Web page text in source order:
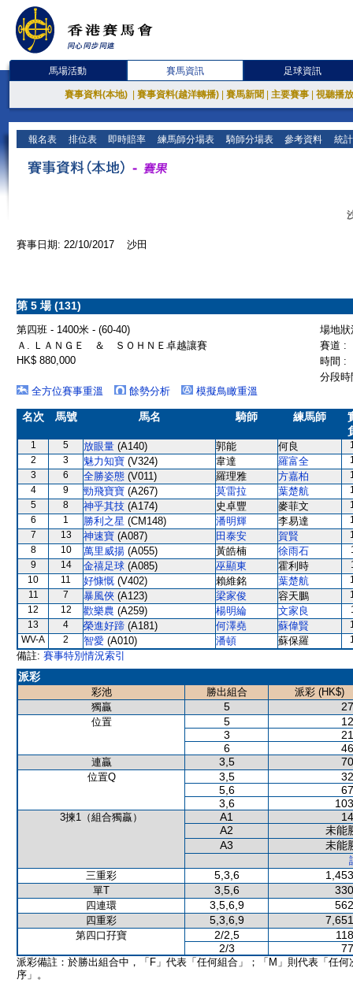
馬場活動 賽馬資訊 足球資訊
賽事資料(本地) 賽事資料(越洋轉播) 賽馬新聞 主要賽事 視聽播
報名表 排位表 即時賠率 練馬師分場表 騎師分場表 參考資料 統
賽事日期: 22/10/2017 沙田
第 5 場 (131)
第四班 - 1400米 - (60-40)
場地
Ａ. ＬＡＮＧＥ ＆ ＳＯＨＮＥ卓越讓賽
賽道 :
HK$ 880,000
時間 :
分段
全方位賽事重溫
餘勢分析 模擬鳥瞰重溫
名次 馬號 馬名 騎師 練馬師
1 5 放眼量 (A140) 郭能 何良
2
3 魅力知寶 (V324) 韋達 羅富全
3
6 全勝姿態 (V011) 羅理雅 方嘉柏
4
9 勁飛寶寶 (A267) 莫雷拉 葉楚航
5
8 神乎其技 (A174) 史卓豐 麥菲文
6
1 勝利之星 (CM148) 潘明輝 李易達
7
13 神速寶 (A087) 田泰安 賀賢
8
10 萬里威揚 (A055) 黃皓楠 徐雨石
9
14 金禧足球 (A085) 巫顯東 霍利時
10
11 好慷慨 (V402) 賴維銘 葉楚航
11
7 暴風俠 (A123) 梁家俊 容天鵬
12
12 歡樂農 (A259) 楊明綸 文家良
13
4 榮進好蹄 (A181) 何澤堯 蘇偉賢
WV-A
2 智愛 (A010) 潘頓 蘇保羅
備註: 賽事特別情況索引
派彩
彩池 勝出組合
派彩 (HK$)
獨贏
5
位置 5
3
6
連贏 3,5
位置Q 3,5
5,6
3,6
3揀1（組合獨贏） A1
A2
未能
A3
未能
三重彩
5,3,6
單T 3,5,6
四連環 3,5,6,9
四重彩 5,3,6,9
第四口孖寶 2/2,5
2/3
派彩備註：於勝出組合中，「F」代表「任何組合」；「M」則代表「任何
序」。